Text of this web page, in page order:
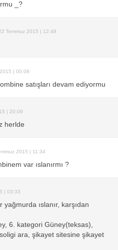
_?
Temmuz 2015 | 12:48
| 00:08
satışları devam ediyormu
| 20:09
herlde
2015 | 11:34
var ıslanırmı ?
| 03:33
ıslanır, karşıdan
6. kategori Güney(teksas),
ara, şikayet sitesine şikayet